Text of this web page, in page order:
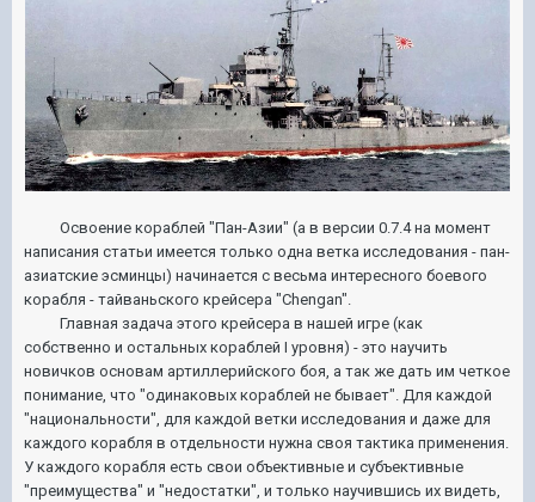
Освоение кораблей "Пан-Азии" (а в версии 0.7.4 на момент
написания статьи имеется только одна ветка исследования - пан-
азиатские эсминцы) начинается с весьма интересного боевого
корабля - тайваньского крейсера "Chengan".
Главная задача этого крейсера в нашей игре (как
собственно и остальных кораблей I уровня) - это научить
новичков основам артиллерийского боя, а так же дать им четкое
понимание, что "одинаковых кораблей не бывает". Для каждой
"национальности", для каждой ветки исследования и даже для
каждого корабля в отдельности нужна своя тактика применения.
У каждого корабля есть свои объективные и субъективные
"преимущества" и "недостатки", и только научившись их видеть,